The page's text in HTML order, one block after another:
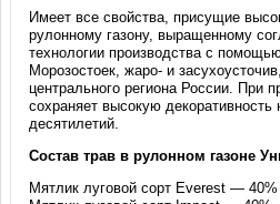
Имеет все свойства, присущие
рулонному газону, выращенному
технологии производства с
Морозостоек, жаро- и
центрального региона России. При
сохраняет высокую декоративность
десятилетий.
Состав трав в рулонном газоне
Мятлик луговой сорт Everest — 40%